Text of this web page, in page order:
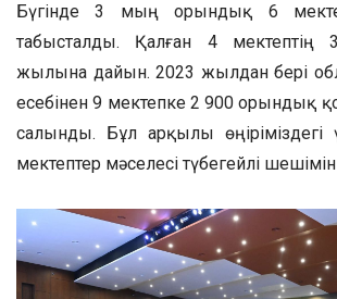
Бүгінде 3 мың орындық 6
табысталды. Қалған 4 мектептің
жылына дайын. 2023 жылдан бері
есебінен 9 мектепке 2 900 орындық
салынды. Бұл арқылы
мектептер мәселесі түбегейлі